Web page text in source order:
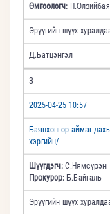
Өмгөөлөгч:
Эрүүгийн шүүх
Д.Батцэнгэл
3
2025-04-25 10:57
Баянхонгор аймаг
хэргийн/
Шүүгдэгч: С.Нямсүрэн
Прокурор: Б.Байгаль
Эрүүгийн шүүх